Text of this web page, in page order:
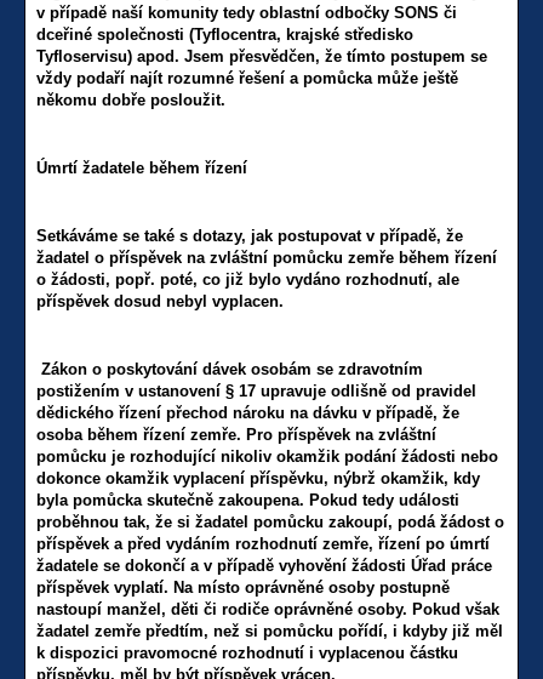
v případě naší komunity tedy oblastní odbočky SONS či
dceřiné společnosti (Tyflocentra, krajské středisko
Tyfloservisu) apod. Jsem přesvědčen, že tímto postupem se
vždy podaří najít rozumné řešení a pomůcka může ještě
někomu dobře posloužit.
Úmrtí žadatele během řízení
Setkáváme se také s dotazy, jak postupovat v případě, že
žadatel o příspěvek na zvláštní pomůcku zemře během řízení
o žádosti, popř. poté, co již bylo vydáno rozhodnutí, ale
příspěvek dosud nebyl vyplacen.
Zákon o poskytování dávek osobám se zdravotním
postižením v ustanovení § 17 upravuje odlišně od pravidel
dědického řízení přechod nároku na dávku v případě, že
osoba během řízení zemře. Pro příspěvek na zvláštní
pomůcku je rozhodující nikoliv okamžik podání žádosti nebo
dokonce okamžik vyplacení příspěvku, nýbrž okamžik, kdy
byla pomůcka skutečně zakoupena. Pokud tedy události
proběhnou tak, že si žadatel pomůcku zakoupí, podá žádost o
příspěvek a před vydáním rozhodnutí zemře, řízení po úmrtí
žadatele se dokončí a v případě vyhovění žádosti Úřad práce
příspěvek vyplatí. Na místo oprávněné osoby postupně
nastoupí manžel, děti či rodiče oprávněné osoby. Pokud však
žadatel zemře předtím, než si pomůcku pořídí, i kdyby již měl
k dispozici pravomocné rozhodnutí i vyplacenou částku
příspěvku, měl by být příspěvek vrácen.